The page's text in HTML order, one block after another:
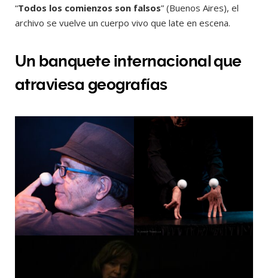
“Todos los comienzos son falsos” (Buenos Aires), el
archivo se vuelve un cuerpo vivo que late en escena.
Un banquete internacional que
atraviesa geografías